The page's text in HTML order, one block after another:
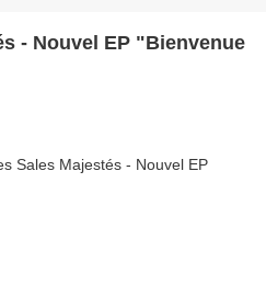
- Nouvel EP "Bienvenue